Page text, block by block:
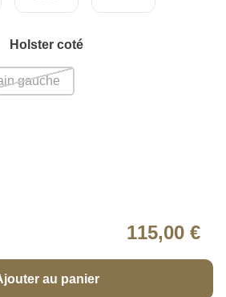
Holster coté
gauche
115,00 €
au panier